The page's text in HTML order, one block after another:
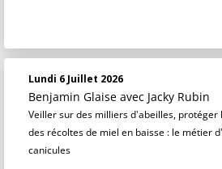
Lundi 6 Juillet 2026
Benjamin Glaise avec Jacky Rubin
Veiller sur des milliers d'abeilles, protéger
des récoltes de miel en baisse : le métier
canicules